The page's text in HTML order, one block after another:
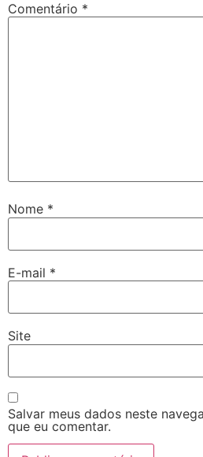
Comentário *
Nome *
E-mail *
Site
Salvar meus dados neste
que eu comentar.